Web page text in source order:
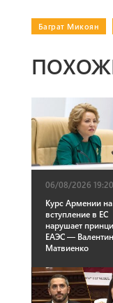
Баграт Микоян
06/08/2026 19:20
Курс Армении на
вступление в ЕС
нарушает
ЕАЭС —
Матвиенко